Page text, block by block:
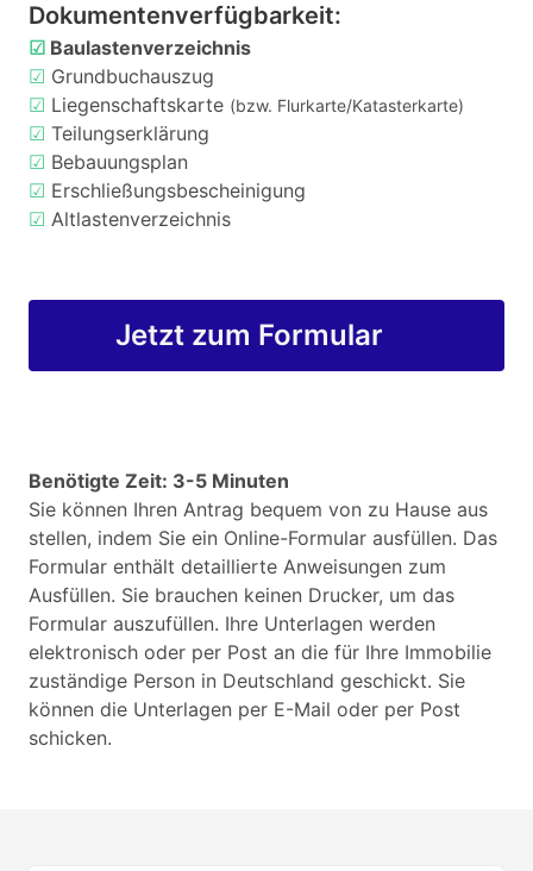
Dokumentenverfügbarkeit:
☑ Baulastenverzeichnis
☑ Grundbuchauszug
☑ Liegenschaftskarte (bzw. Flurkarte/Katasterkarte)
☑ Teilungserklärung
☑ Bebauungsplan
☑ Erschließungsbescheinigung
☑ Altlastenverzeichnis
Jetzt zum Formular
Benötigte Zeit: 3-5 Minuten
Sie können Ihren Antrag bequem von zu Hause aus
stellen, indem Sie ein Online-Formular ausfüllen. Das
Formular enthält detaillierte Anweisungen zum
Ausfüllen. Sie brauchen keinen Drucker, um das
Formular auszufüllen. Ihre Unterlagen werden
elektronisch oder per Post an die für Ihre Immobilie
zuständige Person in Deutschland geschickt. Sie
können die Unterlagen per E-Mail oder per Post
schicken.